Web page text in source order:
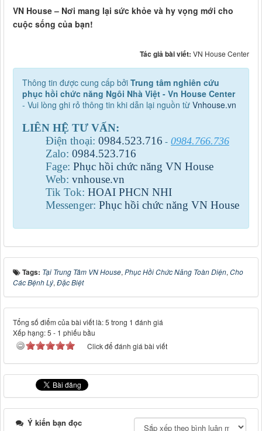
VN House – Nơi mang lại sức khỏe và hy vọng mới cho
cuộc sống của bạn!
Tác giả bài viết: VN House Center
Thông tin được cung cấp bởi Trung tâm nghiên cứu
phục hồi chức năng Ngôi Nhà Việt - Vn House Center
- Vui lòng ghi rỏ thông tin khi dẫn lại nguồn từ Vnhouse.vn
LIÊN HỆ TƯ VẤN:
Điện thoại: 0984.523.716 - 0984.766.736
Zalo: 0984.523.716
Fage: Phục hồi chức năng VN House
Web: vnhouse.vn
Tik Tok: HOAI PHCN NHI
Messenger: Phục hồi chức năng VN House
Tags: Tại Trung Tâm VN House, Phục Hồi Chức Năng Toàn Diện, Cho
Các Bệnh Lý, Đặc Biệt
Tổng số điểm của bài viết là: 5 trong 1 đánh giá
Xếp hạng:5 - 1 phiếu bầu
Click để đánh giá bài viết
Ý kiến bạn đọc